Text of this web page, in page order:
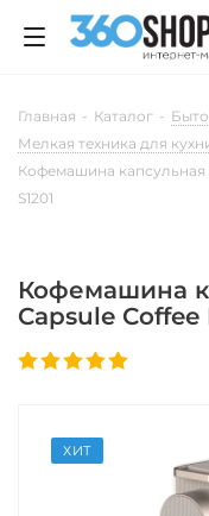
Главная - Каталог -
Мелкая техника для
Кофемашина капсульная
S1201
Кофемашина
Capsule Coffee
ХИТ